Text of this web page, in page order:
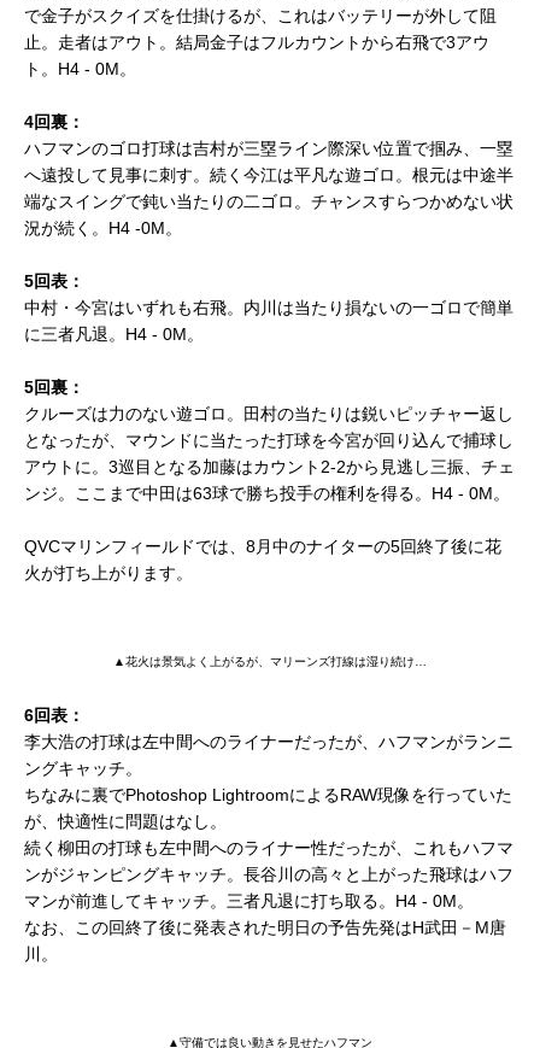
で金子がスクイズを仕掛けるが、これはバッテリーが外して阻
止。走者はアウト。結局金子はフルカウントから右飛で3アウ
ト。H4 - 0M。
4回裏：
ハフマンのゴロ打球は吉村が三塁ライン際深い位置で掴み、一塁
へ遠投して見事に刺す。続く今江は平凡な遊ゴロ。根元は中途半
端なスイングで鈍い当たりの二ゴロ。チャンスすらつかめない状
況が続く。H4 -0M。
5回表：
中村・今宮はいずれも右飛。内川は当たり損ないの一ゴロで簡単
に三者凡退。H4 - 0M。
5回裏：
クルーズは力のない遊ゴロ。田村の当たりは鋭いピッチャー返し
となったが、マウンドに当たった打球を今宮が回り込んで捕球し
アウトに。3巡目となる加藤はカウント2-2から見逃し三振、チェ
ンジ。ここまで中田は63球で勝ち投手の権利を得る。H4 - 0M。
QVCマリンフィールドでは、8月中のナイターの5回終了後に花
火が打ち上がります。
▲花火は景気よく上がるが、マリーンズ打線は湿り続け…
6回表：
李大浩の打球は左中間へのライナーだったが、ハフマンがランニ
ングキャッチ。
ちなみに裏でPhotoshop LightroomによるRAW現像を行っていた
が、快適性に問題はなし。
続く柳田の打球も左中間へのライナー性だったが、これもハフマ
ンがジャンピングキャッチ。長谷川の高々と上がった飛球はハフ
マンが前進してキャッチ。三者凡退に打ち取る。H4 - 0M。
なお、この回終了後に発表された明日の予告先発はH武田－M唐
川。
▲守備では良い動きを見せたハフマン